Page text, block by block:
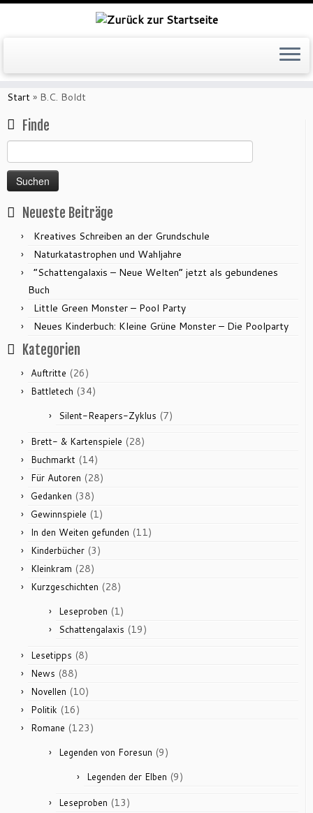
Zum
Inhalt
Start » B.C. Boldt
Finde
nach:
Neueste Beiträge
Kreatives Schreiben an der Grundschule
Naturkatastrophen und Wahljahre
“Schattengalaxis – Neue Welten” jetzt als gebundenes
Buch
Little Green Monster – Pool Party
Neues Kinderbuch: Kleine Grüne Monster – Die Poolparty
Kategorien
Auftritte (26)
Battletech (34)
Silent-Reapers-Zyklus (7)
Brett- & Kartenspiele (28)
Buchmarkt (14)
Für Autoren (28)
Gedanken (38)
Gewinnspiele (1)
In den Weiten gefunden (11)
Kinderbücher (3)
Kleinkram (28)
Kurzgeschichten (28)
Leseproben (1)
Schattengalaxis (19)
Lesetipps (8)
News (88)
Novellen (10)
Politik (16)
Romane (123)
Legenden von Foresun (9)
Legenden der Elben (9)
Leseproben (13)